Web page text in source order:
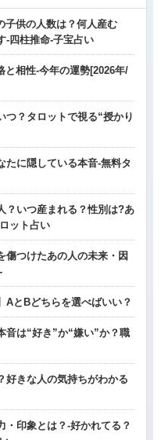
子供の人数は？何人産む
-四柱推命-子宝占い
と相性-今年の運勢[2026年/
つ？タロットで視る“授かり
たに隠している本音-無料タ
？いつ産まれる？性別は?あ
ット占い
傷つけたあの人の未来・因
AとBどちらを選べばいい？
音は“好き”か“嫌い”か？職
好きな人の気持ちがわかる
・印象とは？-好かれてる？